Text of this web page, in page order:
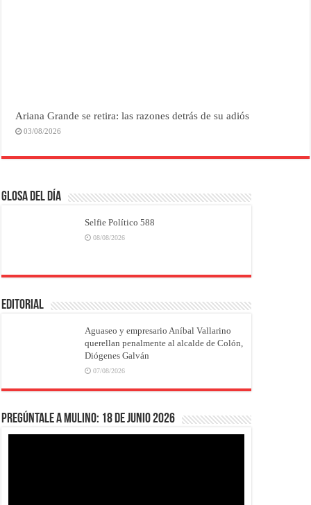
Ariana Grande se retira: las razones detrás de su adiós
03/08/2026
Glosa del Día
Selfie Político 588
08/08/2026
EDITORIAL
Aguaseo y empresario Aníbal Vallarino
querellan penalmente al alcalde de Colón,
Diógenes Galván
07/08/2026
Pregúntale a Mulino: 18 de junio 2026